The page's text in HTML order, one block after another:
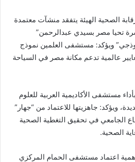
الصحية الهيئة يتفقد منشآت معتمدة
تحيا مصر بسيدي عبدالرحمن”
ويؤكد: مستشفى العلمين نموذج
عالمية تدعم مكانة مصر في السياحة
مستشفى الأكاديمية العربية للعلوم
ويؤكد: جاهزيتها للاعتماد من “جهار”
الجامعي في تحقيق التغطية الصحية
الصحية.
اعتماد مستشفى الحمام المركزي